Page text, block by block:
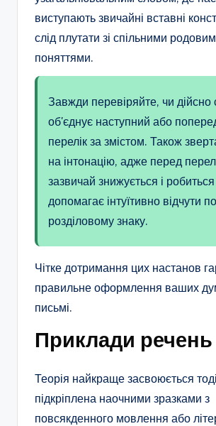
виступають звичайні вставні
слід плутати зі спільними
поняттями.
Завжди перевіряйте, чи дійсно
об'єднує наступний або
перелік за змістом. Також
на інтонацію, адже перед
зазвичай знижується і
допомагає інтуїтивно відчути
розділовому знаку.
Чітке дотримання цих настанов
правильне оформлення ваших
письмі.
Приклади речень
Теорія найкраще засвоюється
підкріплена наочними зразками з
повсякденного мовлення або